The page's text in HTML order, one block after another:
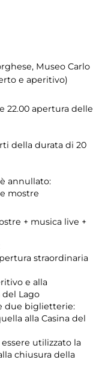
, Museo Carlo
e aperitivo)
22.00 apertura delle
della durata di 20
annullato:
mostre
+ musica live +
straordinaria
e alla
del Lago
due biglietterie:
alla Casina del
utilizzato la
chiusura della